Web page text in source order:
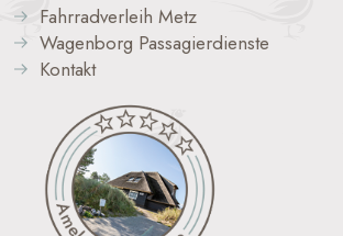
Fahrradverleih Metz
Wagenborg Passagierdienste
Kontakt